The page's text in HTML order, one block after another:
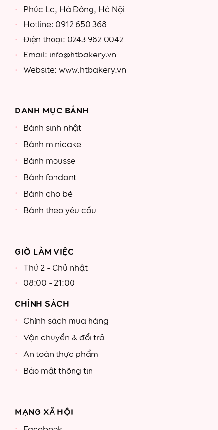
Phúc La, Hà Đông, Hà Nội
Hotline: 0912 650 368
Điện thoại: 0243 982 0042
Email: info@htbakery.vn
Website: www.htbakery.vn
DANH MỤC BÁNH
Bánh sinh nhật
Bánh minicake
Bánh mousse
Bánh fondant
Bánh cho bé
Bánh theo yêu cầu
GIỜ LÀM VIỆC
Thứ 2 - Chủ nhật
08:00 - 21:00
CHÍNH SÁCH
Chính sách mua hàng
Vận chuyển & đổi trả
An toàn thực phẩm
Bảo mật thông tin
MẠNG XÃ HỘI